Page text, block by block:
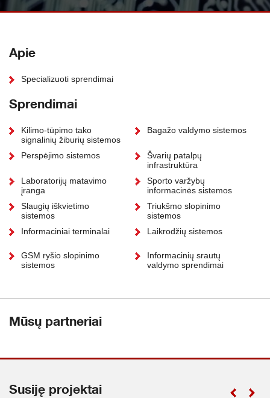
Apie
Specializuoti sprendimai
Sprendimai
Kilimo-tūpimo tako
signalinių žiburių sistemos
Bagažo valdymo sistemos
Perspėjimo sistemos
Švarių patalpų
infrastruktūra
Laboratorijų matavimo
įranga
Sporto varžybų
informacinės sistemos
Slaugių iškvietimo
sistemos
Triukšmo slopinimo
sistemos
Informaciniai terminalai
Laikrodžių sistemos
GSM ryšio slopinimo
sistemos
Informacinių srautų
valdymo sprendimai
Mūsų partneriai
Susiję projektai